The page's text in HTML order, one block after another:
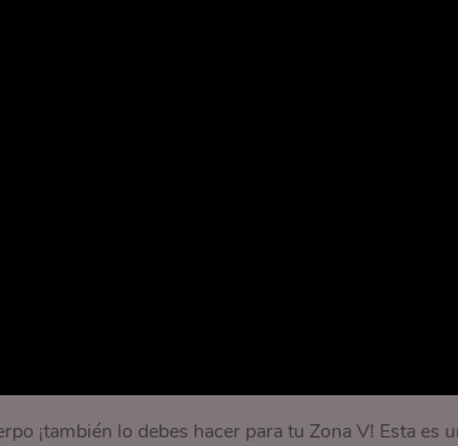
¡también lo debes hacer para tu Zona V! Esta es